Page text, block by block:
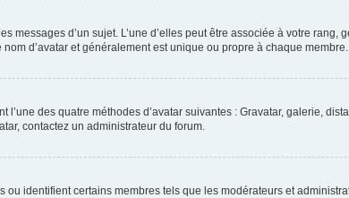
messages d’un sujet. L’une d’elles peut être associée à votre
d’avatar et généralement est unique ou propre à chaque membre.
des quatre méthodes d’avatar suivantes : Gravatar, galerie,
contactez un administrateur du forum.
identifient certains membres tels que les modérateurs et